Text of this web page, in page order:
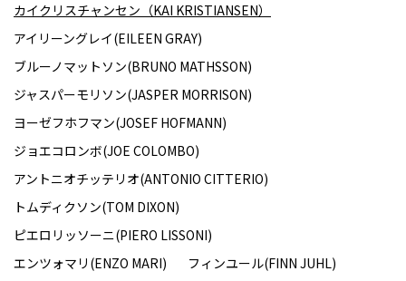
カイクリスチャンセン（KAI KRISTIANSEN）
アイリーングレイ(EILEEN GRAY)
ブルーノマットソン(BRUNO MATHSSON)
ジャスパーモリソン(JASPER MORRISON)
ヨーゼフホフマン(JOSEF HOFMANN)
ジョエコロンボ(JOE COLOMBO)
アントニオチッテリオ(ANTONIO CITTERIO)
トムディクソン(TOM DIXON)
ピエロリッソーニ(PIERO LISSONI)
エンツォマリ(ENZO MARI)
フィンユール(FINN JUHL)